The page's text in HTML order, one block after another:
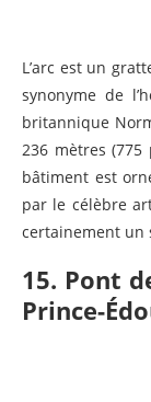
L’arc est un
synonyme de
britannique
236 mètres (775
bâtiment est
par le célèbre
certainement un
15. Pont
Prince-